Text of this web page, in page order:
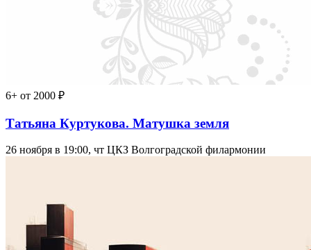
6+ от 2000 ₽
Татьяна Куртукова. Матушка земля
26 ноября в 19:00, чт ЦКЗ Волгоградской филармонии